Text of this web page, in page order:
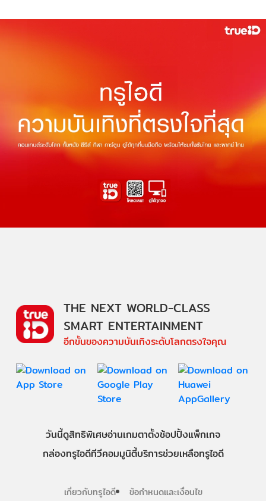
THE NEXT WORLD-CLASS
SMART ENTERTAINMENT
อีกขั้นของความบันเทิงระดับโลกตรงใจคุณ
วันนี้ดูสิทธิพิเศษอ่านเกมตาตั้งช้อปปิ้งแพ็กเกจ
กล่องทรูไอดีทีวีคอมมูนิตี้บริการช่วยเหลือทรูไอดี
เกี่ยวกับทรูไอดี ข้อกำหนดและเงื่อนไข